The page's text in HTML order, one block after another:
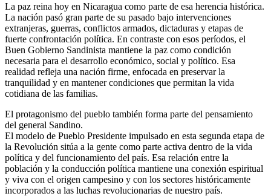
La paz reina hoy en Nicaragua como parte de esa herencia histórica.
La nación pasó gran parte de su pasado bajo intervenciones
extranjeras, guerras, conflictos armados, dictaduras y etapas de
fuerte confrontación política. En contraste con esos períodos, el
Buen Gobierno Sandinista mantiene la paz como condición
necesaria para el desarrollo económico, social y político. Esa
realidad refleja una nación firme, enfocada en preservar la
tranquilidad y en mantener condiciones que permitan la vida
cotidiana de las familias.
El protagonismo del pueblo también forma parte del pensamiento
del general Sandino.
El modelo de Pueblo Presidente impulsado en esta segunda etapa de
la Revolución sitúa a la gente como parte activa dentro de la vida
política y del funcionamiento del país. Esa relación entre la
población y la conducción política mantiene una conexión espiritual
y viva con el origen campesino y con los sectores históricamente
incorporados a las luchas revolucionarias de nuestro país.